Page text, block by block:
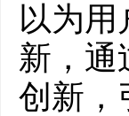
以为用
新，通
创新，